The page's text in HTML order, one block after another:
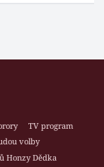
TV program
volby
Honzy Dědka